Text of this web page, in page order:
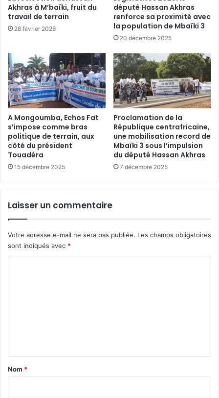
Akhras à M’baïki, fruit du
travail de terrain
28 février 2026
député Hassan Akhras
renforce sa proximité avec
la population de Mbaïki 3
20 décembre 2025
A Mongoumba, Echos Fat
s’impose comme bras
politique de terrain, aux
côté du président
Touadéra
15 décembre 2025
Proclamation de la
République centrafricaine,
une mobilisation record de
Mbaïki 3 sous l’impulsion
du député Hassan Akhras
7 décembre 2025
Laisser un commentaire
Votre adresse e-mail ne sera pas publiée. Les champs obligatoires
sont indiqués avec *
a
Nom *